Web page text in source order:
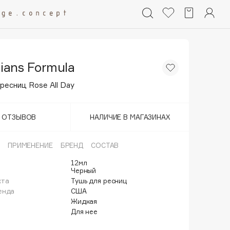
Formula
Rose All Day
ОТЗЫВОВ НАЛИЧИЕ В МАГАЗИНАХ
ПРИМЕНЕНИЕ БРЕНД СОСТАВ
12мл
Черный
Тушь для ресниц
США
Жидкая
Для нее